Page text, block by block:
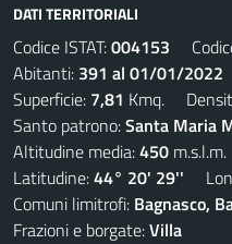
DATI TERRITORIALI
Codice ISTAT:004153
Abitanti: 391 al 01/01/2022
Superficie: 7,81 Kmq.
Santo patrono:Santa Maria
Altitudine media:450 m.s.l.m.
Latitudine:44° 20' 29''
Comuni limitrofi: Bagnasco,
Frazioni e borgate:Villa